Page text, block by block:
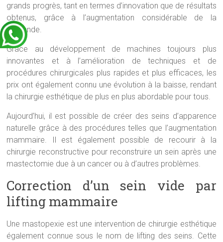
grands progrès, tant en termes d’innovation que de résultats
obtenus, grâce à l’augmentation considérable de la
demande.
Grâce au développement de machines toujours plus
innovantes et à l’amélioration de techniques et de
procédures chirurgicales plus rapides et plus efficaces, les
prix ont également connu une évolution à la baisse, rendant
la chirurgie esthétique de plus en plus abordable pour tous.
Aujourd’hui, il est possible de créer des seins d’apparence
naturelle grâce à des procédures telles que l’augmentation
mammaire. Il est également possible de recourir à la
chirurgie reconstructive pour reconstruire un sein après une
mastectomie due à un cancer ou à d’autres problèmes.
Correction d’un sein vide par
lifting mammaire
Une mastopexie est une intervention de chirurgie esthétique
également connue sous le nom de lifting des seins. Cette